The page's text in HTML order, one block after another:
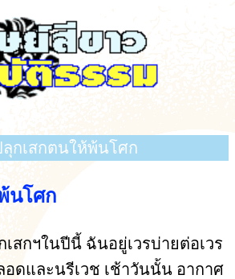
กเสกตนให้พ้นโศก
นโศก
สกฯในปีนี้ ฉันอยู่เวรบ่ายต่อเวร
ดและนรีเวช เช้าวันนั้น อากาศ